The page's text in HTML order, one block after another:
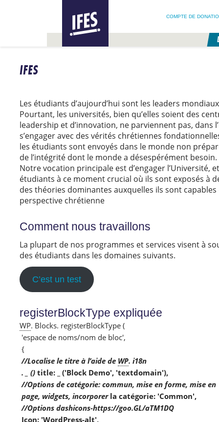
CONTENU
PRINCIPAL
COMPTE DE
INTERNATIONAL
FELLOWSHIP
EVANGELICAL
IFES
Les étudiants d’aujourd’hui sont les leaders
Pourtant, les universités, bien qu’elles soient des
leadership et d’innovation, ne parviennent pas, dans
s’engager avec des vérités chrétiennes
les étudiants sont envoyés dans le monde non
de l’intégrité dont le monde a désespérément besoin.
Notre vocation principale est d’engager l’Université,
étudiants à ce moment crucial où ils sont exposés à
des théories dominantes auxquelles ils sont capables
perspective chrétienne
Comment nous travaillons
La plupart de nos programmes et services visent à
des étudiants dans les domaines suivants.
C’est un test
registerBlockType expliquée
WP. Blocks. registerBlockType (
'espace de noms/nom de bloc',
//Localise le titre à l’aide de WP. i18n
. _ () title: _ ('Block Demo', 'textdomain'),
//Options de catégorie: commun, mise en forme, mise en
page, widgets, incorporer la catégorie: 'Common',
Icon: 'WordPress-alt',